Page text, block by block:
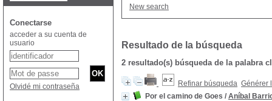
New search
Resultado de la búsqueda
2 resultado(s) búsqueda de la palabra
Refinar búsqueda Générer
Por el camino de Goes / Aníbal
Conectarse
acceder a su cuenta de
usuario
Olvidé mi contraseña